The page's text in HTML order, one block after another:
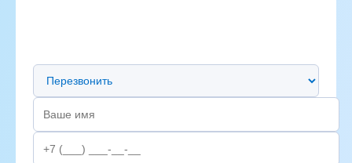
Предпочтительный способ связи